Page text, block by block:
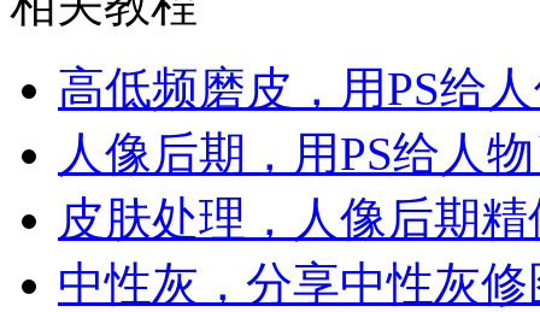
高低频磨皮，用PS给
人像后期，用PS给人
皮肤处理，人像后期
中性灰，分享中性灰